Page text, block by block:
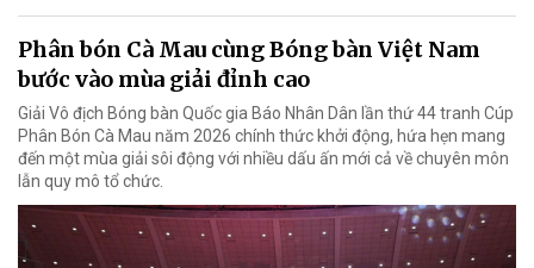
Phân bón Cà Mau cùng Bóng bàn Việt Nam
bước vào mùa giải đỉnh cao
Giải Vô địch Bóng bàn Quốc gia Báo Nhân Dân lần thứ 44 tranh Cúp
Phân Bón Cà Mau năm 2026 chính thức khởi động, hứa hẹn mang
đến một mùa giải sôi động với nhiều dấu ấn mới cả về chuyên môn
lẫn quy mô tổ chức.